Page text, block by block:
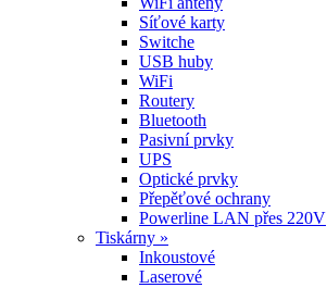
Síťové karty
Switche
USB huby
WiFi
Routery
Bluetooth
Pasivní prvky
UPS
Optické prvky
Přepěťové ochrany
Powerline LAN přes 220V
Tiskárny »
Inkoustové
Laserové